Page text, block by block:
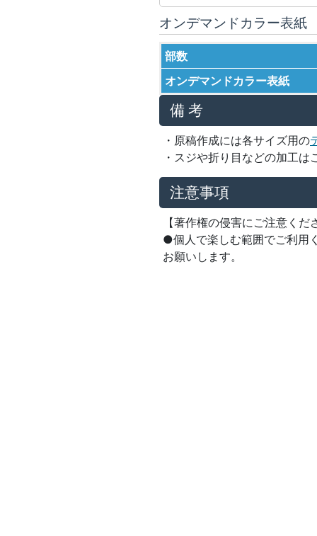
オンデマンドカラー表紙
部数
オンデマンドカラー表紙
備 考
・原稿作成には各サイズ用の
・スジや折り目などの加工は
注意事項
【著作権の侵害にご注意くだ
●個人で楽しむ範囲でご利用
お願いします。